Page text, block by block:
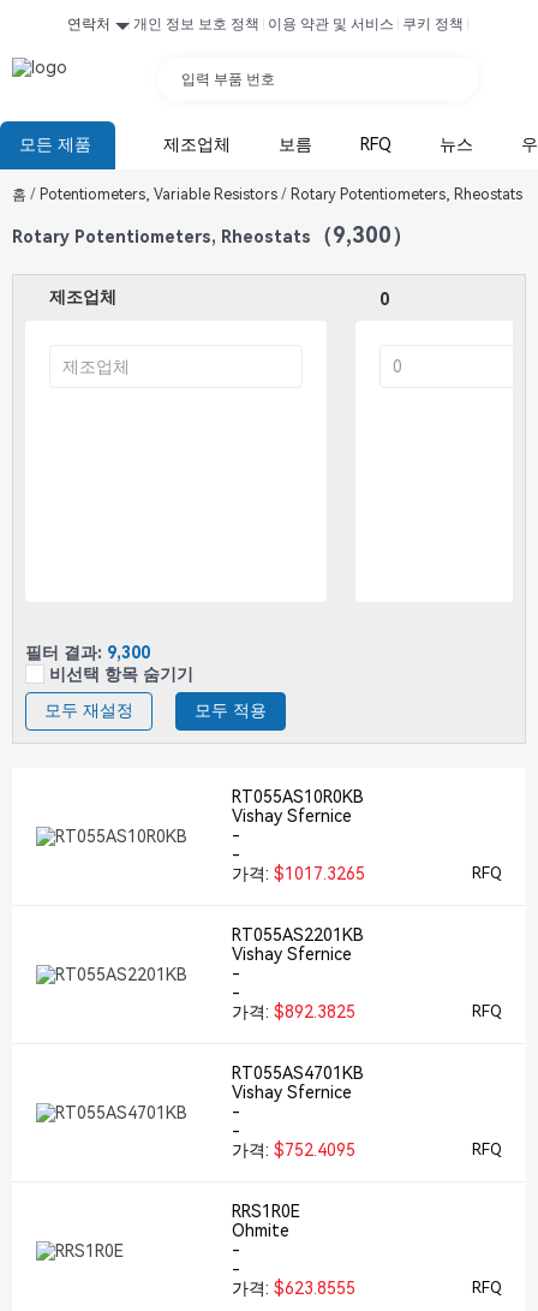
연락처 개인 정보 보호 정책 이용 약관 및 서비스 쿠키 정책
입력 부품 번호
모든 제품 제조업체 보름 RFQ 뉴스
홈 / Potentiometers, Variable Resistors / Rotary Potentiometers, Rheostats
Rotary Potentiometers, Rheostats （9,300）
제조업체 0
필터 결과: 9,300
비선택 항목 숨기기
모두 재설정
모두 적용
RT055AS10R0KB
Vishay Sfernice
-
-
가격: $1017.3265 RFQ
RT055AS2201KB
Vishay Sfernice
-
-
가격: $892.3825 RFQ
RT055AS4701KB
Vishay Sfernice
-
-
가격: $752.4095 RFQ
RRS1R0E
Ohmite
-
-
가격: $623.8555 RFQ